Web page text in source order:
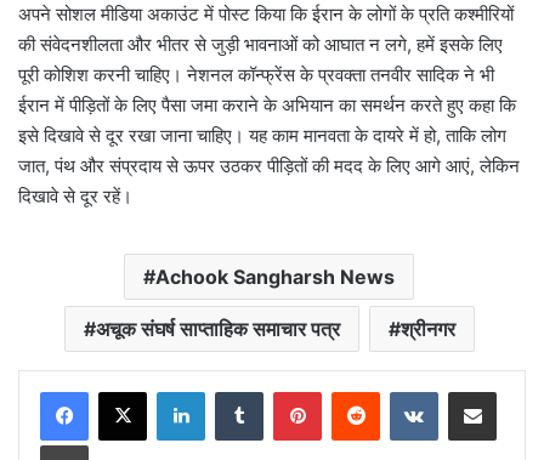
अपने सोशल मीडिया अकाउंट में पोस्ट किया कि ईरान के लोगों के प्रति कश्मीरियों
की संवेदनशीलता और भीतर से जुड़ी भावनाओं को आघात न लगे, हमें इसके लिए
पूरी कोशिश करनी चाहिए। नेशनल कॉन्फ्रेंस के प्रवक्ता तनवीर सादिक ने भी
ईरान में पीड़ितों के लिए पैसा जमा कराने के अभियान का समर्थन करते हुए कहा कि
इसे दिखावे से दूर रखा जाना चाहिए। यह काम मानवता के दायरे में हो, ताकि लोग
जात, पंथ और संप्रदाय से ऊपर उठकर पीड़ितों की मदद के लिए आगे आएं, लेकिन
दिखावे से दूर रहें।
Achook Sangharsh News
अचूक संघर्ष साप्ताहिक समाचार पत्र श्रीनगर
LinkedInTumblr PinterestReddit VKontakteShare via Email
Print